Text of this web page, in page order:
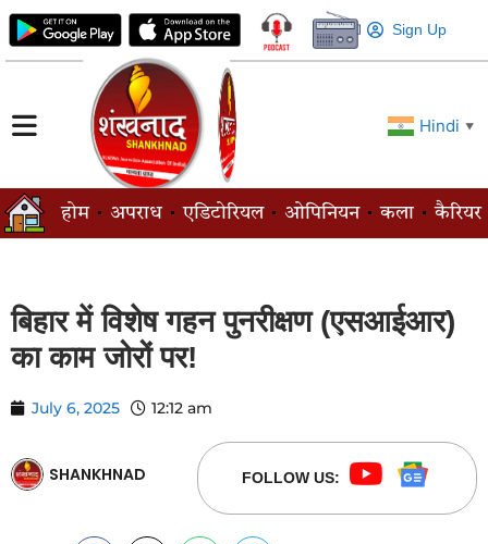
Sign Up
Hindi ▼
होम अपराध एडिटोरियल ओपिनियन कला कैरियर
बिहार में विशेष गहन पुनरीक्षण (एसआईआर)
का काम जोरों पर!
July 6, 2025 12:12 am
SHANKHNAD FOLLOW US: